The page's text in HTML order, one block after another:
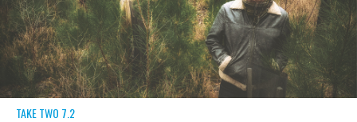
TAKE TWO 7.2